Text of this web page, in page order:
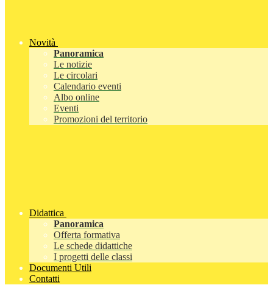
Novità
Panoramica
Le notizie
Le circolari
Calendario eventi
Albo online
Eventi
Promozioni del territorio
Didattica
Panoramica
Offerta formativa
Le schede didattiche
I progetti delle classi
Documenti Utili
Contatti